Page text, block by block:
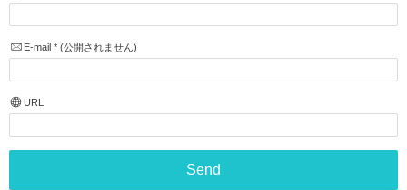
E-mail *(公開されません)
URL